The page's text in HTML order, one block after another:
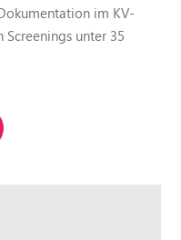
im KV-
Screenings unter 35